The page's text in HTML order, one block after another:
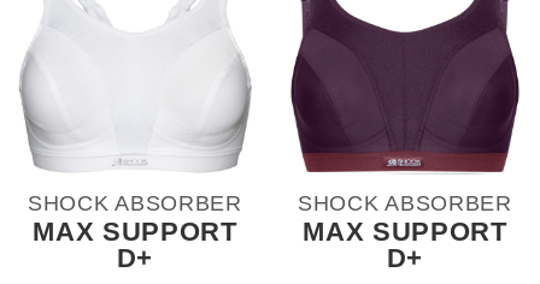
SHOCK ABSORBER
MAX SUPPORT
D+
SHOCK ABSORBER
MAX SUPPORT
D+